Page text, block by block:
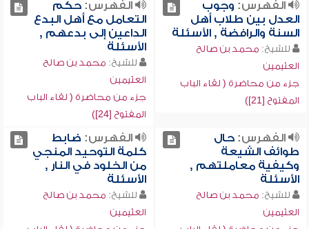
الفهرس: وجوب
العدل بين طلاب أهل
السنة والرافضة , الأسئلة
للشيخ: محمد بن صالح
العثيمين
جزء من محاضرة ( لقاء الباب
المفتوح [21])
الفهرس:حكم
التعامل مع أهل البدع
الداعين إلى بدعهم ,
الأسئلة
للشيخ: محمد بن صالح
العثيمين
جزء من محاضرة ( لقاء الباب
المفتوح [24])
الفهرس:حال
طوائف الشيعة
وكيفية معاملتهم ,
الأسئلة
للشيخ: محمد بن صالح
العثيمين
الفهرس: ضابط
كلمة التوحيد المنجي
من الخلود في النار ,
الأسئلة
للشيخ: محمد بن صالح
العثيمين